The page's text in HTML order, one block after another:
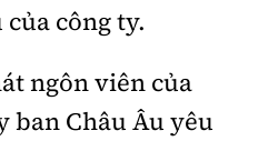
công ty.
ngôn viên của
ban Châu Âu yêu